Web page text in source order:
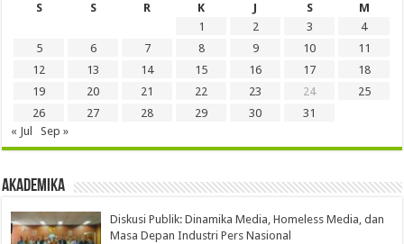
S
S R K J S
M
1
2 3
4
5
6 7 8 9 10
11
12
13 14 15 16 17
18
19
20 21 22 23 24
25
26
27 28 29 30
31
« Jul
Sep »
Akademika
Diskusi Publik: Dinamika Media, Homeless Media, dan
Masa Depan Industri Pers Nasional